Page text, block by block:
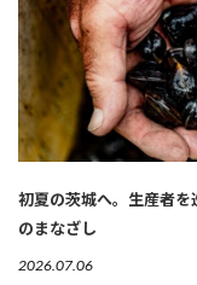
初夏の茨城へ。生産者を
のまなざし
2026.07.06